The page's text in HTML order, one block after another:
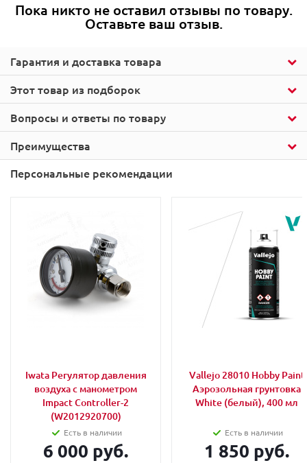
Этот товар из подборок
Гарантия и доставка товара
Пока никто не оставил отзывы по товару.
Оставьте ваш отзыв.
Вопросы и ответы по товару
Преимущества
Персональные рекомендации
Iwata Регулятор давления
воздуха с манометром
Impact Controller-2
(W2012920700)
Есть в наличии
6 000 руб.
Vallejo 28010 Hobby Paint
Аэрозольная грунтовка
White (белый), 400 мл
Есть в наличии
1 850 руб.